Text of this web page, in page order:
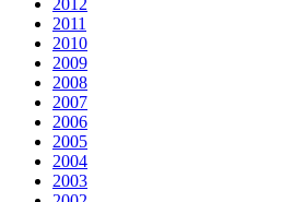
2012
2011
2010
2009
2008
2007
2006
2005
2004
2003